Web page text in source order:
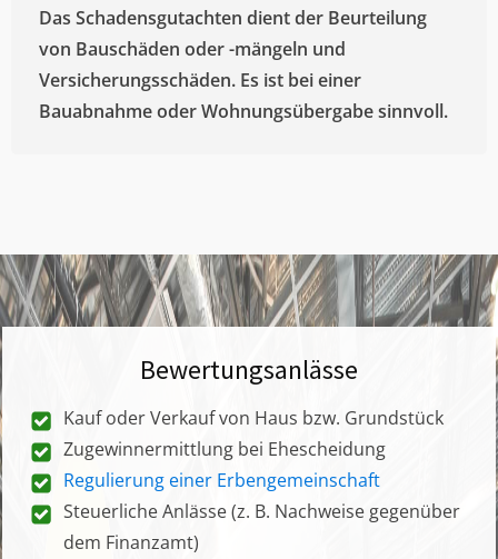
Das Schadensgutachten dient der Beurteilung
von Bauschäden oder -mängeln und
Versicherungsschäden. Es ist bei einer
Bauabnahme oder Wohnungsübergabe sinnvoll.
Bewertungsanlässe
Kauf oder Verkauf von Haus bzw. Grundstück
Zugewinnermittlung bei Ehescheidung
Regulierung einer Erbengemeinschaft
Steuerliche Anlässe (z. B. Nachweise gegenüber
dem Finanzamt)